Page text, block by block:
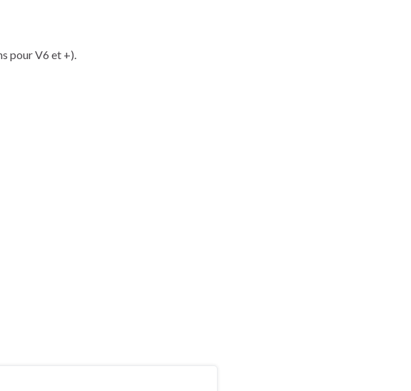
pour V6 et +).